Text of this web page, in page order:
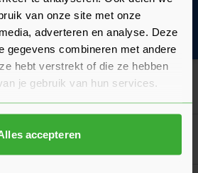
van onze site met onze
adverteren en analyse. Deze
gegevens combineren met andere
hebt verstrekt of die ze hebben
je gebruik van hun services.
accepteren
per stuk Ga
Jura Nova Gevelpan Rechts (7090)
in 2 kleuren
17,62
de slag